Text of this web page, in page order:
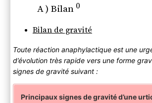
A ) Bilan 0
Bilan de gravité
Toute réaction anaphylactique est une
d’évolution très rapide vers une forme
signes de gravité suivant :
Principaux signes de gravité d’une